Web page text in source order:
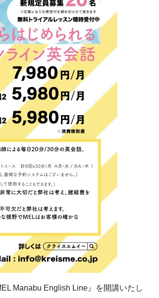
Manabu English Line』を開講いたし